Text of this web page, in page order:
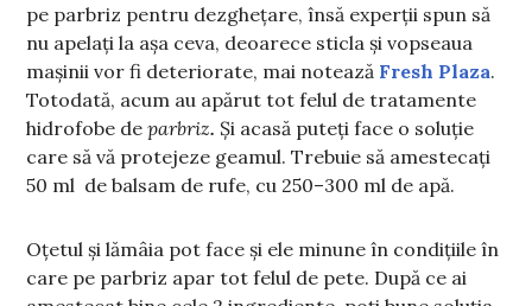
pe parbriz pentru dezghețare, însă experții spun să
nu apelați la așa ceva, deoarece sticla și vopseaua
mașinii vor fi deteriorate, mai notează Fresh Plaza.
Totodată, acum au apărut tot felul de tratamente
hidrofobe deparbriz. Și acasă puteți face o soluție
care să vă protejeze geamul. Trebuie să amestecați
50 ml de balsam de rufe, cu 250–300 ml de apă.
Oțetul și lămâia pot face și ele minune în condițiile în
care pe parbriz apar tot felul de pete. După ce ai